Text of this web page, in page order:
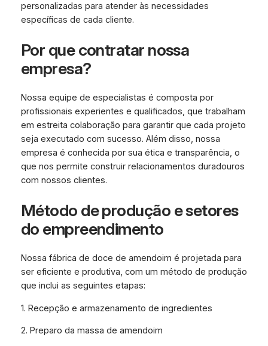
personalizadas para atender às necessidades
específicas de cada cliente.
Por que contratar nossa
empresa?
Nossa equipe de especialistas é composta por
profissionais experientes e qualificados, que trabalham
em estreita colaboração para garantir que cada projeto
seja executado com sucesso. Além disso, nossa
empresa é conhecida por sua ética e transparência, o
que nos permite construir relacionamentos duradouros
com nossos clientes.
Método de produção e setores
do empreendimento
Nossa fábrica de doce de amendoim é projetada para
ser eficiente e produtiva, com um método de produção
que inclui as seguintes etapas:
1. Recepção e armazenamento de ingredientes
2. Preparo da massa de amendoim